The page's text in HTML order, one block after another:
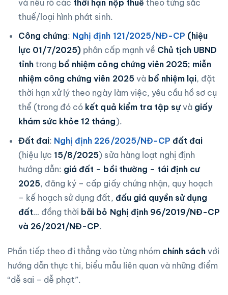
và nêu rõ các thời hạn nộp thuếtheo từng sắc
thuế/loại hình phát sinh.
Công chứng: Nghị định 121/2025/NĐ-CP (hiệu
lực 01/7/2025) phân cấp mạnh về Chủ tịch UBND
tỉnhtrong bổ nhiệm công chứng viên 2025; miễn
nhiệm công chứng viên 2025và bổ nhiệm lại, đặt
thời hạn xử lý theo ngày làm việc, yêu cầu hồ sơ cụ
thể (trong đó có kết quả kiểm tra tập sựvà giấy
khám sức khỏe 12 tháng).
Đất đai: Nghị định 226/2025/NĐ-CP đất đai
(hiệu lực15/8/2025) sửa hàng loạt nghị định
hướng dẫn: giá đất – bồi thường – tái định cư
2025, đăng ký – cấp giấy chứng nhận, quy hoạch
– kế hoạch sử dụng đất, đấu giá quyền sử dụng
đất… đồng thời bãi bỏ Nghị định 96/2019/NĐ-CP
và 26/2021/NĐ-CP.
Phần tiếp theo đi thẳng vào từng nhóm chính sáchvới
hướng dẫn thực thi, biểu mẫu liên quan và những điểm
“dễ sai – dễ phạt”.